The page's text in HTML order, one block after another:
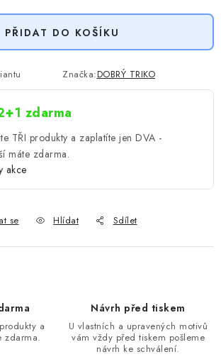
PŘIDAT DO KOŠÍKU
Značka:DOBRÝ TRIKO
zdarma
TŘI produkty a zaplatíte jen DVA -
máte zdarma.
akce
se Hlídat Sdílet
a
zdarma.
Návrh před tiskem
U vlastních a upravených motivů
vám vždy před tiskem pošleme
návrh ke schválení.